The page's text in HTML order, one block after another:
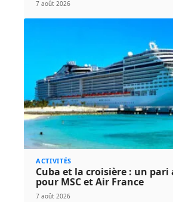
7 août 2026
ACTIVITÉS
Cuba et la croisière : un pari
pour MSC et Air France
7 août 2026